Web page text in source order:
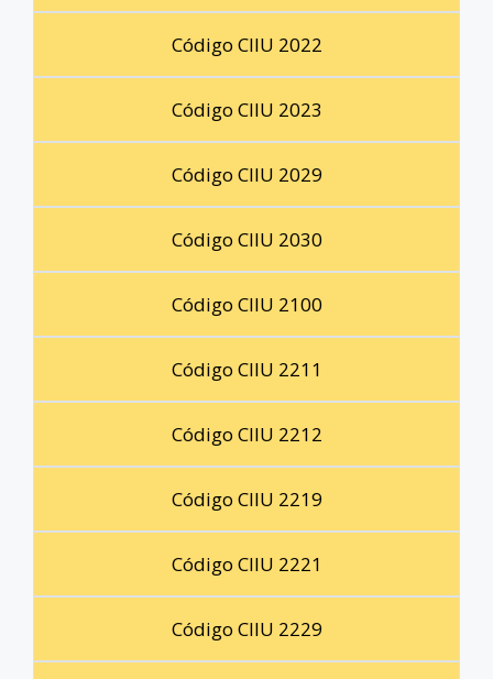
Código CIIU 2022
Código CIIU 2023
Código CIIU 2029
Código CIIU 2030
Código CIIU 2100
Código CIIU 2211
Código CIIU 2212
Código CIIU 2219
Código CIIU 2221
Código CIIU 2229